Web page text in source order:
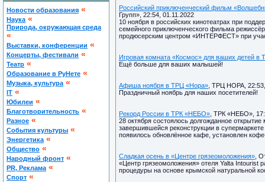
Новости образования «
Наука «
Природа, окружающая среда
«
Выставки, конференции «
Концерты, фестивали «
Театр «
Образование в РуНете «
Музыка, культура «
IT «
Юбилеи «
Благотворительность «
Разное «
Cобытия культуры «
Энергетика «
Общество «
Народный фронт «
PR, Реклама «
Спорт «
Российский приключенческий фильм
Групп», 22:54, 01.11.2022
10 ноября в российских кинотеатрах при
семейного приключенческого фильма
продюсерским центром «ИНТЕРФЕСТ» при
Игровая комната «Космос» для ваших детей в
Ещё больше для ваших малышей!
Афиша ноября в ТРЦ «Нора» , ТРЦ НОРА,
Праздничный ноябрь для наших посетителей!
Рекорд России в ТРК «НЕБО» , ТРК «НЕБО»,
28 октября состоялось долгожданное
завершившейся реконструкции в
появилось обновлённое кафе, установлен
Сладкая осень в «Центре грязеомоложения» ,
«Центр грязеомоложения» отеля Yalta Intourist
процедуры на основе крымской натуральной